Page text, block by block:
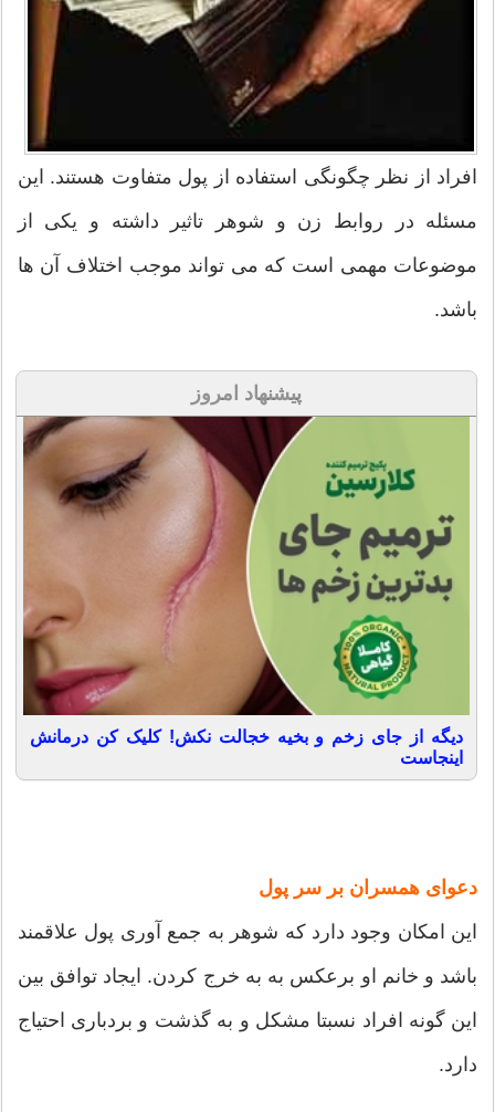
افراد از نظر چگونگی استفاده از پول متفاوت هستند. این
مسئله در روابط زن و شوهر تاثیر داشته و یکی از
موضوعات مهمی است که می تواند موجب اختلاف آن ها
باشد.
پیشنهاد امروز
دیگه از جای زخم و بخیه خجالت نکش! کلیک کن درمانش
اینجاست
دعوای همسران بر سر پول
این امکان وجود دارد که شوهر به جمع آوری پول علاقمند
باشد و خانم او برعکس به به خرج کردن. ایجاد توافق بین
این گونه افراد نسبتا مشکل و به گذشت و بردباری احتیاج
دارد.